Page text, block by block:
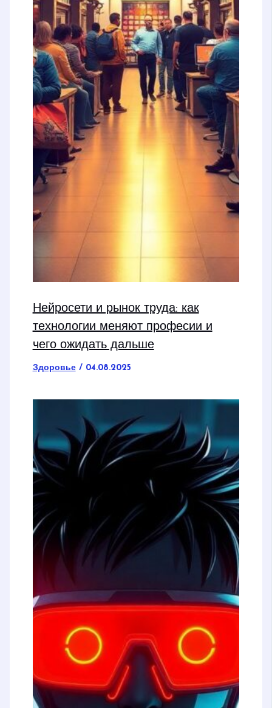
Нейросети и рынок труда: как
технологии меняют професии и
чего ожидать дальше
Здоровье/ 04.08.2025